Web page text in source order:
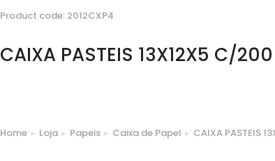
Product code: 2012CXP4
CAIXA PASTEIS 13X12X5 C/200
You are here:
Home Loja Papeis Caixa de Papel CAIXA PASTEIS